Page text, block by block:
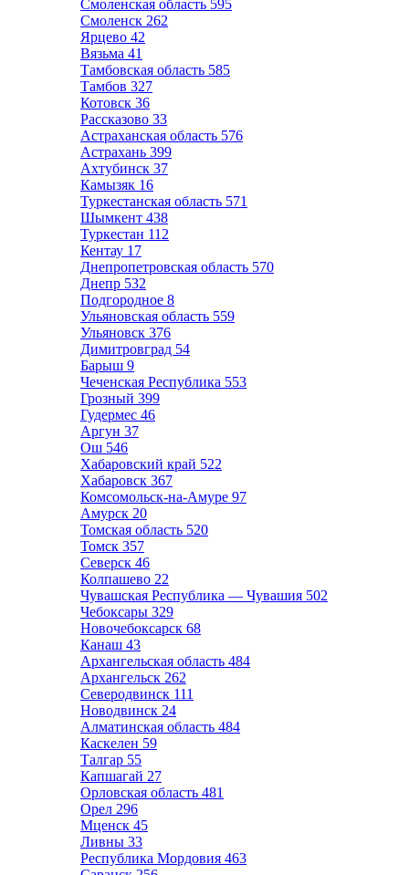
Смоленская область 595
Смоленск 262
Ярцево 42
Вязьма 41
Тамбовская область 585
Тамбов 327
Котовск 36
Рассказово 33
Астраханская область 576
Астрахань 399
Ахтубинск 37
Камызяк 16
Туркестанская область 571
Шымкент 438
Туркестан 112
Кентау 17
Днепропетровская область 570
Днепр 532
Подгородное 8
Ульяновская область 559
Ульяновск 376
Димитровград 54
Барыш 9
Чеченская Республика 553
Грозный 399
Гудермес 46
Аргун 37
Ош 546
Хабаровский край 522
Хабаровск 367
Комсомольск-на-Амуре 97
Амурск 20
Томская область 520
Томск 357
Северск 46
Колпашево 22
Чувашская Республика — Чувашия 502
Чебоксары 329
Новочебоксарск 68
Канаш 43
Архангельская область 484
Архангельск 262
Северодвинск 111
Новодвинск 24
Алматинская область 484
Каскелен 59
Талгар 55
Капшагай 27
Орловская область 481
Орел 296
Мценск 45
Ливны 33
Республика Мордовия 463